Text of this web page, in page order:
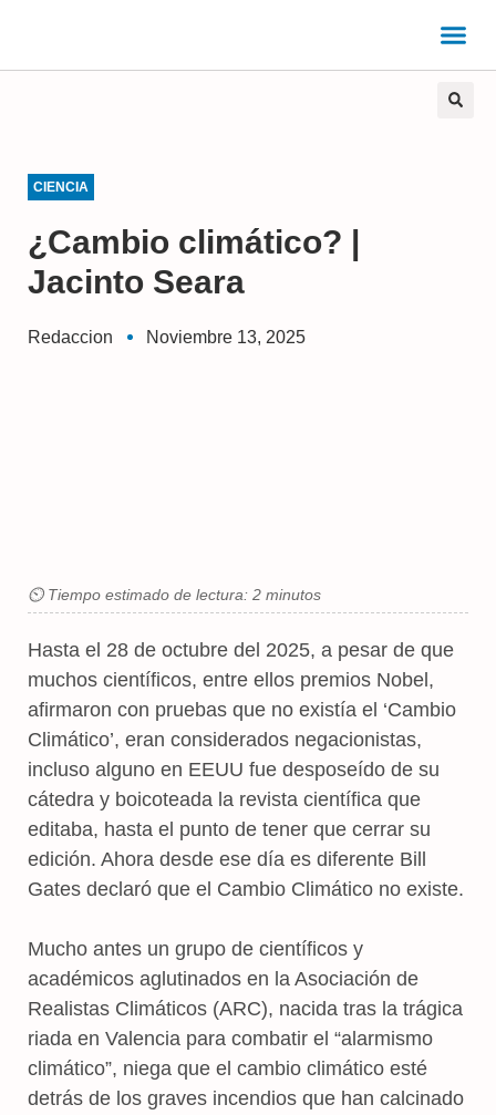
CIENCIA
¿Cambio climático? |
Jacinto Seara
Redaccion Noviembre 13, 2025
⏲ Tiempo estimado de lectura: 2 minutos
Hasta el 28 de octubre del 2025, a pesar de que
muchos científicos, entre ellos premios Nobel,
afirmaron con pruebas que no existía el ‘Cambio
Climático’, eran considerados negacionistas,
incluso alguno en EEUU fue desposeído de su
cátedra y boicoteada la revista científica que
editaba, hasta el punto de tener que cerrar su
edición. Ahora desde ese día es diferente Bill
Gates declaró que el Cambio Climático no existe.
Mucho antes un grupo de científicos y
académicos aglutinados en la Asociación de
Realistas Climáticos (ARC), nacida tras la trágica
riada en Valencia para combatir el “alarmismo
climático”, niega que el cambio climático esté
detrás de los graves incendios que han calcinado